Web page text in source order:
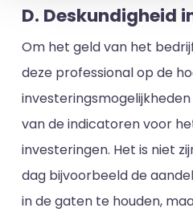
D. Deskundigheid
Om het geld van het
deze professional op de
van de indicatoren voor
investeringen. Het is niet
dag bijvoorbeeld de
in de gaten te houden,